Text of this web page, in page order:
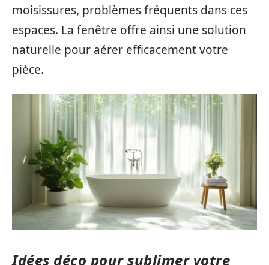
moisissures, problèmes fréquents dans ces
espaces. La fenêtre offre ainsi une solution
naturelle pour aérer efficacement votre
pièce.
Idées déco pour sublimer votre